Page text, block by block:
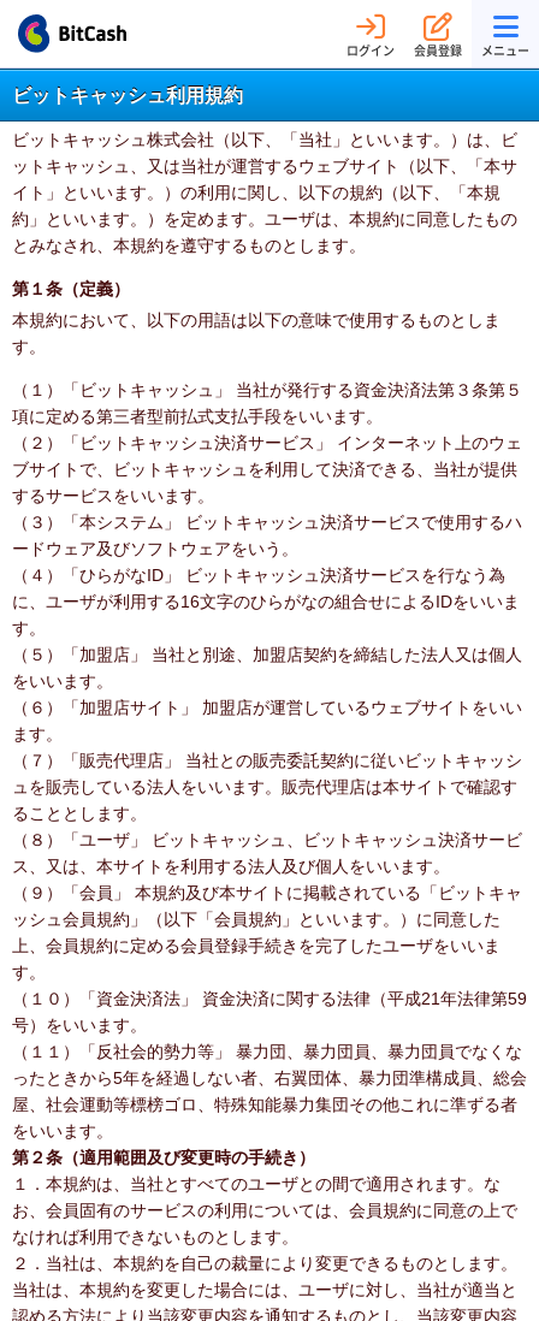
ログイン 会員登録 メニュー
ビットキャッシュ利用規約
ビットキャッシュ株式会社（以下、「当社」といいます。）は、ビ
ットキャッシュ、又は当社が運営するウェブサイト（以下、「本サ
イト」といいます。）の利用に関し、以下の規約（以下、「本規
約」といいます。）を定めます。ユーザは、本規約に同意したもの
とみなされ、本規約を遵守するものとします。
第１条（定義）
本規約において、以下の用語は以下の意味で使用するものとしま
す。
（１）「ビットキャッシュ」 当社が発行する資金決済法第３条第５
項に定める第三者型前払式支払手段をいいます。
（２）「ビットキャッシュ決済サービス」 インターネット上のウェ
ブサイトで、ビットキャッシュを利用して決済できる、当社が提供
するサービスをいいます。
（３）「本システム」 ビットキャッシュ決済サービスで使用するハ
ードウェア及びソフトウェアをいう。
（４）「ひらがなID」 ビットキャッシュ決済サービスを行なう為
に、ユーザが利用する16文字のひらがなの組合せによるIDをいいま
す。
（５）「加盟店」 当社と別途、加盟店契約を締結した法人又は個人
をいいます。
（６）「加盟店サイト」 加盟店が運営しているウェブサイトをいい
ます。
（７）「販売代理店」 当社との販売委託契約に従いビットキャッシ
ュを販売している法人をいいます。販売代理店は本サイトで確認す
ることとします。
（８）「ユーザ」 ビットキャッシュ、ビットキャッシュ決済サービ
ス、又は、本サイトを利用する法人及び個人をいいます。
（９）「会員」 本規約及び本サイトに掲載されている「ビットキャ
ッシュ会員規約」（以下「会員規約」といいます。）に同意した
上、会員規約に定める会員登録手続きを完了したユーザをいいま
す。
（１０）「資金決済法」 資金決済に関する法律（平成21年法律第59
号）をいいます。
（１１）「反社会的勢力等」 暴力団、暴力団員、暴力団員でなくな
ったときから5年を経過しない者、右翼団体、暴力団準構成員、総会
屋、社会運動等標榜ゴロ、特殊知能暴力集団その他これに準ずる者
をいいます。
第２条（適用範囲及び変更時の手続き）
１．本規約は、当社とすべてのユーザとの間で適用されます。な
お、会員固有のサービスの利用については、会員規約に同意の上で
なければ利用できないものとします。
２．当社は、本規約を自己の裁量により変更できるものとします。
当社は、本規約を変更した場合には、ユーザに対し、当社が適当と
認める方法により当該変更内容を通知するものとし、当該変更内容